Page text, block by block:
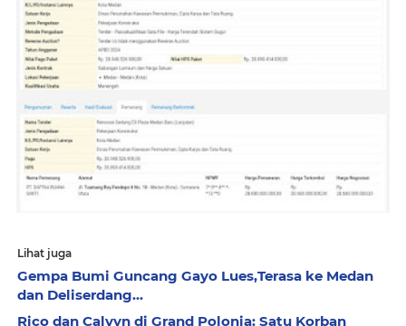
Lihat juga
Gempa Bumi Guncang Gayo Lues,Terasa ke Medan
dan Deliserdang...
Rico dan Calvyn di Grand Polonia: Satu Korban